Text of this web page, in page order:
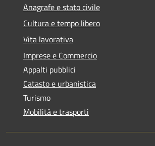
Anagrafe e stato civile
Cultura e tempo libero
Vita lavorativa
Imprese e Commercio
Appalti pubblici
Catasto e urbanistica
Turismo
Mobilità e trasporti